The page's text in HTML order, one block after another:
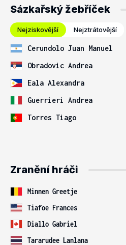
Sázkařský žebříček
Nejziskovější Nejztrátovější
Cerundolo Juan Manuel
Obradovic Andrea
Eala Alexandra
Guerrieri Andrea
Torres Tiago
Zranění hráči
Minnen Greetje
Tiafoe Frances
Diallo Gabriel
Tararudee Lanlana